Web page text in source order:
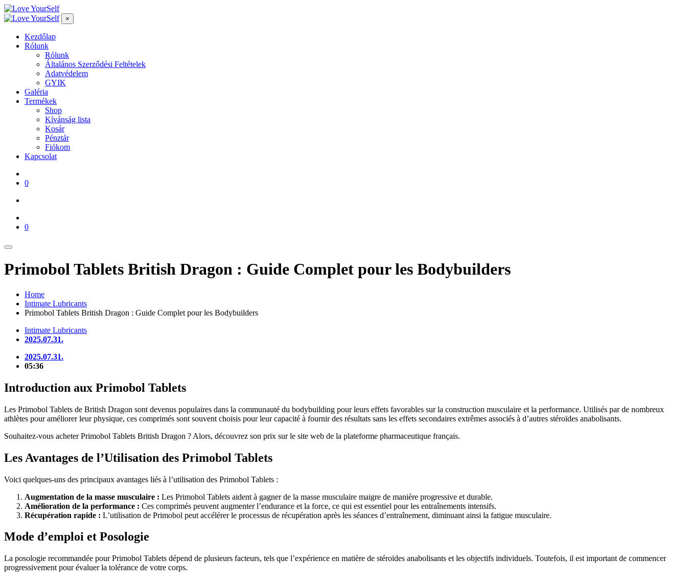
×
Kezdőlap
Rólunk
Rólunk
Általános Szerződési Feltételek
Adatvédelem
GYIK
Galéria
Termékek
Shop
Kívánság lista
Kosár
Pénztár
Fiókom
Kapcsolat
0
0
Primobol Tablets British Dragon : Guide Complet pour les Bodybuilders
Home
Intimate Lubricants
Primobol Tablets British Dragon : Guide Complet pour les Bodybuilders
Intimate Lubricants
2025.07.31.
2025.07.31.
05:36
Introduction aux Primobol Tablets
Les Primobol Tablets de British Dragon sont devenus populaires dans la communauté du bodybuilding pour leurs effets favorables sur la construction musculaire et la performance. Utilisés par de nombreux
athlètes pour améliorer leur physique, ces comprimés sont souvent choisis pour leur capacité à fournir des résultats sans les effets secondaires extrêmes associés à d’autres stéroïdes anabolisants.
Souhaitez-vous acheter Primobol Tablets British Dragon ? Alors, découvrez son prix sur le site web de la plateforme pharmaceutique français.
Les Avantages de l’Utilisation des Primobol Tablets
Voici quelques-uns des principaux avantages liés à l’utilisation des Primobol Tablets :
Augmentation de la masse musculaire : Les Primobol Tablets aident à gagner de la masse musculaire maigre de manière progressive et durable.
Amélioration de la performance : Ces comprimés peuvent augmenter l’endurance et la force, ce qui est essentiel pour les entraînements intensifs.
Récupération rapide : L’utilisation de Primobol peut accélérer le processus de récupération après les séances d’entraînement, diminuant ainsi la fatigue musculaire.
Mode d’emploi et Posologie
La posologie recommandée pour Primobol Tablets dépend de plusieurs facteurs, tels que l’expérience en matière de stéroïdes anabolisants et les objectifs individuels. Toutefois, il est important de commencer
progressivement pour évaluer la tolérance de votre corps.